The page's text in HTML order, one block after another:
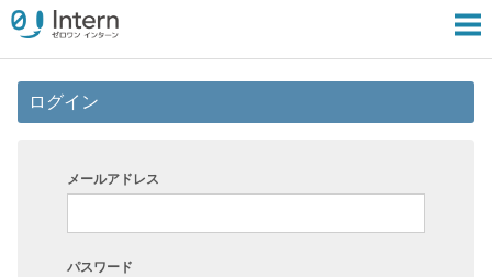
ログイン
メールアドレス
パスワード